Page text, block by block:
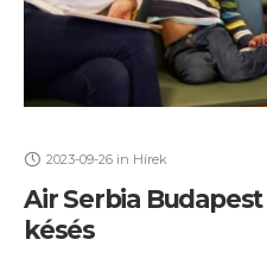
2023-09-26 in Hírek
Air Serbia
késés